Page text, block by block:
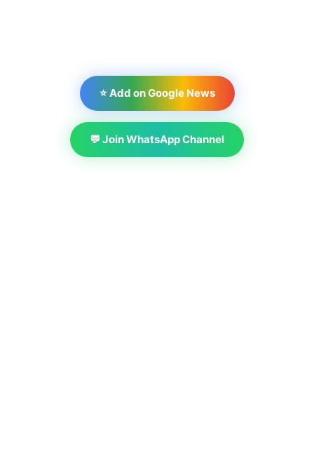
⭐ Add on Google News
💬 Join WhatsApp Channel